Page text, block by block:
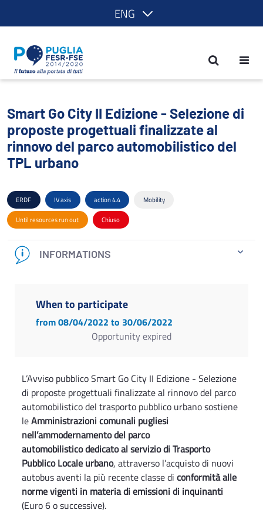
ENG
Smart Go City II Edizione - Selezione
Smart Go City II Edizione - Selezione di
proposte progettuali finalizzate al
rinnovo del parco automobilistico del
TPL urbano
ERDF IV axis action 4.4 Mobility
Until resources run out Chiuso
INFORMATIONS
When to participate
from 08/04/2022 to 30/06/2022
Opportunity expired
L’Avviso pubblico Smart Go City II Edizione - Selezione
di proposte progettuali finalizzate al rinnovo del parco
automobilistico del trasporto pubblico urbano sostiene
leAmministrazioni comunali pugliesi
nell’ammodernamento del parco
automobilistico dedicato al servizio di Trasporto
Pubblico Locale urbano, attraverso l’acquisto di nuovi
autobus aventi la più recente classe di conformità alle
norme vigenti in materia di emissioni di inquinanti
(Euro 6 o successive).